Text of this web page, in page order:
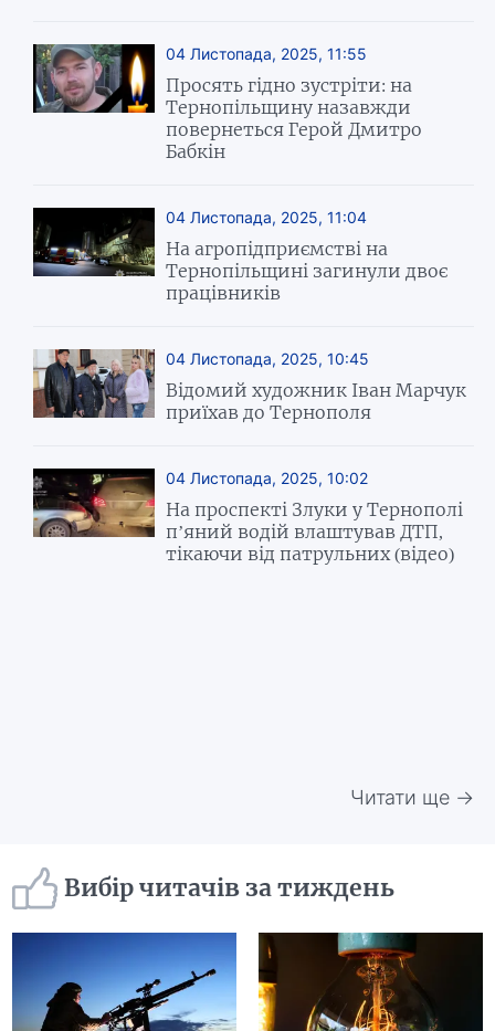
04 Листопада, 2025, 11:55
Просять гідно зустріти: на
Тернопільщину назавжди
повернеться Герой Дмитро
Бабкін
04 Листопада, 2025, 11:04
На агропідприємстві на
Тернопільщині загинули двоє
працівників
04 Листопада, 2025, 10:45
Відомий художник Іван Марчук
приїхав до Тернополя
04 Листопада, 2025, 10:02
На проспекті Злуки у Тернополі
п’яний водій влаштував ДТП,
тікаючи від патрульних (відео)
Читати ще →
Вибір читачів за тиждень